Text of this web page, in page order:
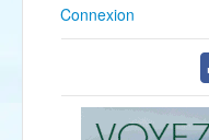
Connexion